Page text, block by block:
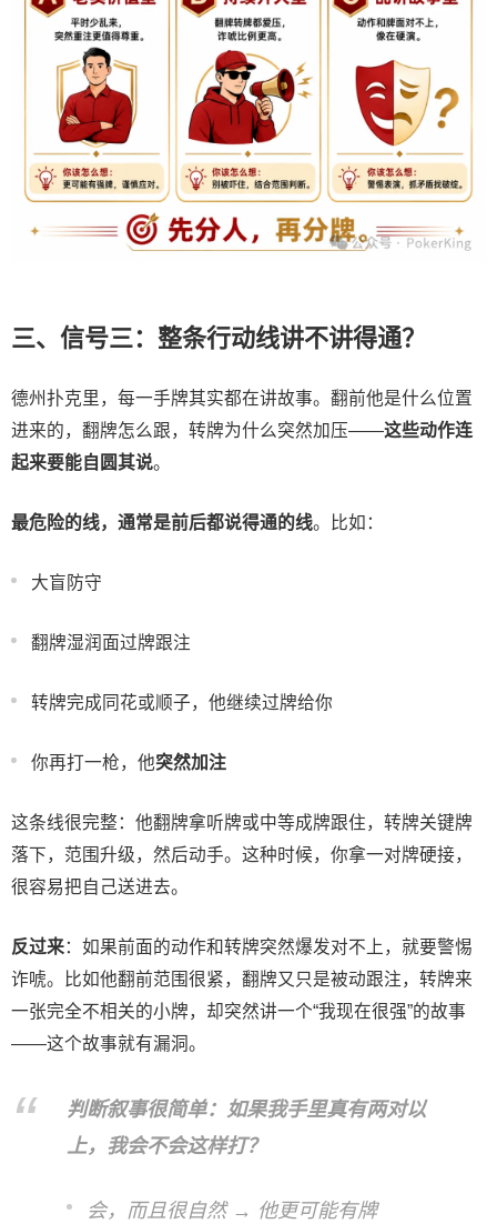
三、信号三：整条行动线讲不讲得通？
德州扑克里，每一手牌其实都在讲故事。翻前他是什么位置
进来的，翻牌怎么跟，转牌为什么突然加压——这些动作连
起来要能自圆其说。
最危险的线，通常是前后都说得通的线。比如：
大盲防守
翻牌湿润面过牌跟注
转牌完成同花或顺子，他继续过牌给你
你再打一枪，他突然加注
这条线很完整：他翻牌拿听牌或中等成牌跟住，转牌关键牌
落下，范围升级，然后动手。这种时候，你拿一对牌硬接，
很容易把自己送进去。
反过来：如果前面的动作和转牌突然爆发对不上，就要警惕
诈唬。比如他翻前范围很紧，翻牌又只是被动跟注，转牌来
一张完全不相关的小牌，却突然讲一个“我现在很强”的故事
——这个故事就有漏洞。
判断叙事很简单：如果我手里真有两对以
上，我会不会这样打？
会，而且很自然 → 他更可能有牌